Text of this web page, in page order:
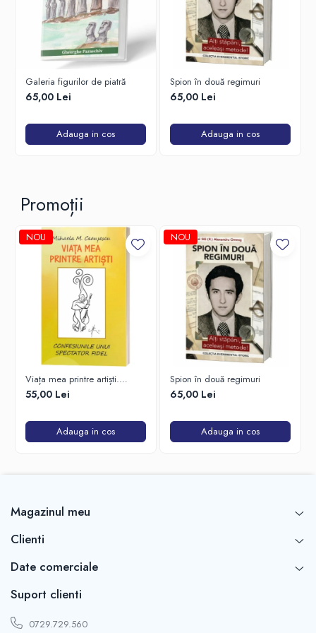
Galeria figurilor de piatră
65,00 Lei
Adauga in cos
Spion în două regimuri
65,00 Lei
Adauga in cos
Promoții
NOU
Viața mea printre artiști.
Confesiunile unui spectator
fidel
55,00 Lei
Adauga in cos
NOU
Spion în două regimuri
65,00 Lei
Adauga in cos
Magazinul meu
Clienti
Date comerciale
Suport clienti
0729.729.560